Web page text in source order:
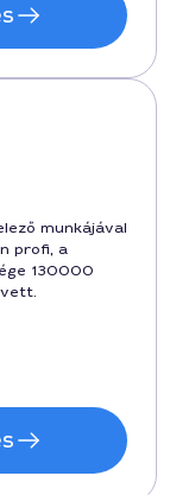
munkájával
profi, a
130000